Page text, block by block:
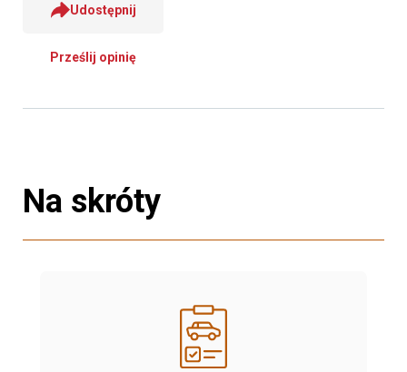
Udostępnij
Prześlij opinię
Na skróty